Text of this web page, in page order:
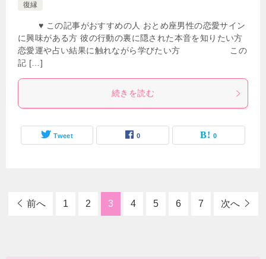
復縁
♥ この記事がおすすめの人 おとめ座男性の恋愛サイン
に興味がある方 彼の行動の裏に隠された本音を知りたい方
恋愛運や占い結果に触れながら学びたい方 この
記 […]
続きを読む
Tweet 0 0
前へ 1 2 3 4 5 6 7 次へ